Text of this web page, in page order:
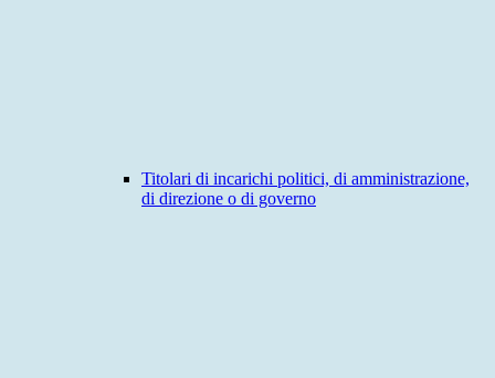
Titolari di incarichi politici, di amministrazione,
di direzione o di governo